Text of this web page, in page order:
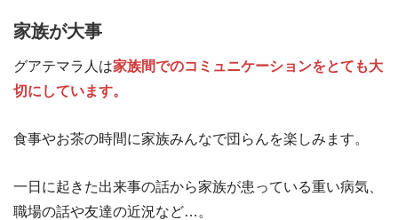
家族が大事
グアテマラ人は家族間でのコミュニケーションをとても大
切にしています。
食事やお茶の時間に家族みんなで団らんを楽しみます。
一日に起きた出来事の話から家族が患っている重い病気、
職場の話や友達の近況など…。